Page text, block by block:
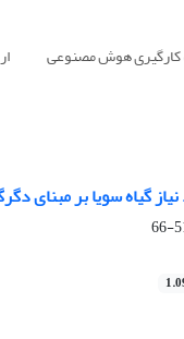
کارگیری هوش مصنوعی
گیاه سویا بر مبنای